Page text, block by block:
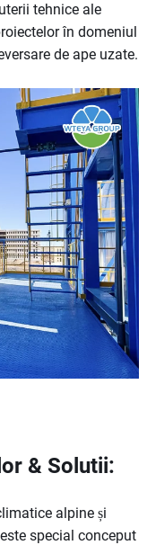
tehnice ale
în domeniul
de ape uzate.
& Solutii:
alpine și
special conceput